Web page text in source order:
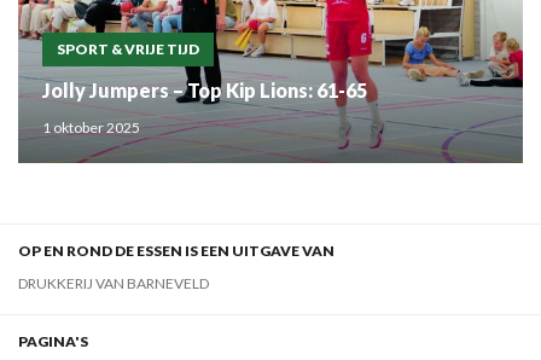
SPORT & VRIJE TIJD
Jolly Jumpers – Top Kip Lions: 61-65
1 oktober 2025
OP EN ROND DE ESSEN IS EEN UITGAVE VAN
DRUKKERIJ VAN BARNEVELD
PAGINA'S